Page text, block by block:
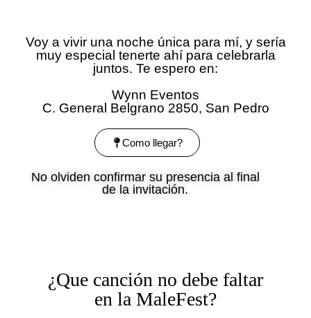
Voy a vivir una noche única para mí, y sería
muy especial tenerte ahí para celebrarla
juntos. Te espero en:
Wynn Eventos
C. General Belgrano 2850, San Pedro
Como llegar?
No olviden confirmar su presencia al final
de la invitación.
¿Que canción no debe faltar
en la MaleFest?